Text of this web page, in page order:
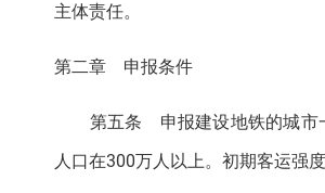
主体责任。
第二章 申报条件
第五条 申报建设地铁的城市一
人口在300万人以上。初期客运强